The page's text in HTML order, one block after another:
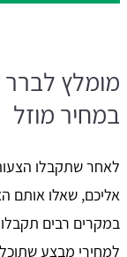
מומלץ
במחיר מוזל
לאחר שתקבלו
אליכם, שאלו אותם
במקרים רבים
למחירי מבצע